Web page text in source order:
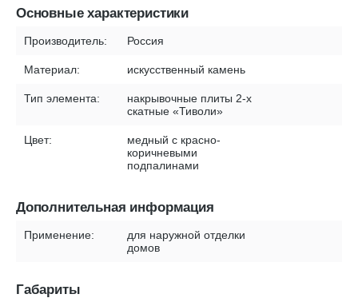
Основные характеристики
Производитель: Россия
Материал: искусственный камень
Тип элемента:
накрывочные плиты 2-х
скатные «Тиволи»
Цвет:
медный с красно-
коричневыми
подпалинами
Дополнительная информация
Применение:
для наружной отделки
домов
Габариты